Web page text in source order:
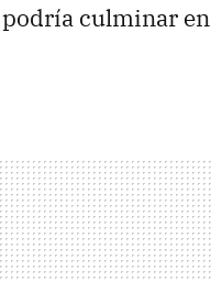
culminar en